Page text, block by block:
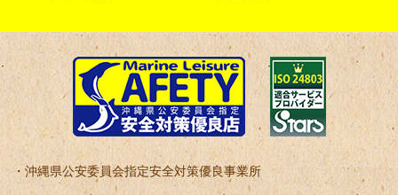
沖縄県公安委員会指定安全対策優良事業所